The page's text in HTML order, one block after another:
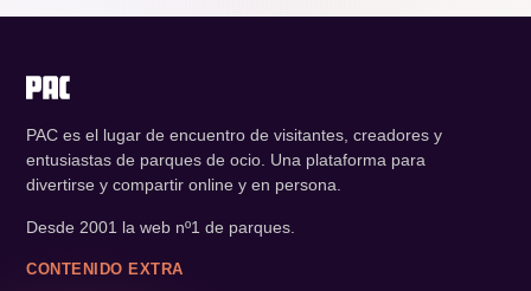
Hicks Himmelsstürmer 11' min
PAC es el lugar de encuentro de visitantes, creadores y
entusiastas de parques de ocio. Una plataforma para
divertirse y compartir online y en persona.
Desde 2001 la web nº1 de parques.
CONTENIDO EXTRA